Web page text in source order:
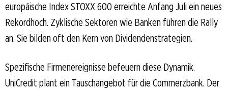
europäische Index STOXX 600 erreichte Anfang Juli ein neues
Rekordhoch. Zyklische Sektoren wie Banken führen die Rally
an. Sie bilden oft den Kern von Dividendenstrategien.
Spezifische Firmenereignisse befeuern diese Dynamik.
UniCredit plant ein Tauschangebot für die Commerzbank. Der